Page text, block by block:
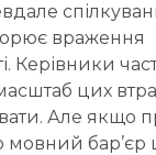
враження
Керівники
цих
Але якщо
мовний бар’єр